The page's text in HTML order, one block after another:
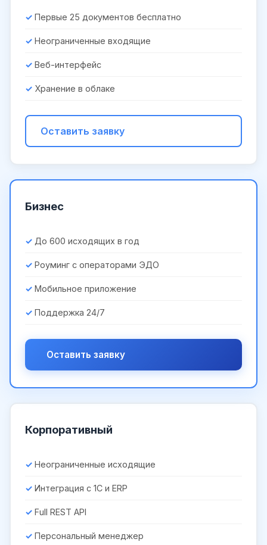
Первые 25 документов бесплатно
Неограниченные входящие
Веб-интерфейс
Хранение в облаке
Оставить заявку
Бизнес
До 600 исходящих в год
Роуминг с операторами ЭДО
Мобильное приложение
Поддержка 24/7
Оставить заявку
Корпоративный
Неограниченные исходящие
Интеграция с 1С и ERP
Full REST API
Персональный менеджер